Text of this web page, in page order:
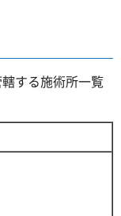
する施術所一覧